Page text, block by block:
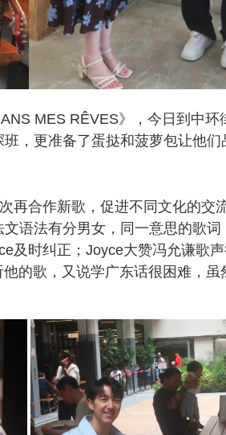
MES RÊVES》，今日到中环
，更准备了蛋挞和菠萝包让他们
再合作新歌，促进不同文化的交
语法有分男女，同一意思的歌
及时纠正；Joyce大赞冯允谦歌
的歌，又说学广东话很困难，虽